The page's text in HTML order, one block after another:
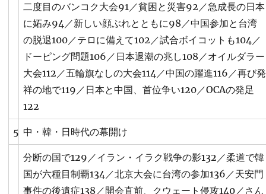
二度目のバンコク大会91／貧困と災害92／急成長の日本
に妬み94／新しい顔ぶれとともに98／中国参加と台湾
の脱退100／テロに備えて102／試合ボイコットも104／
ドーピング問題106／日本退潮の兆し108／オイルダラー
大会112／五輪旗なしの大会114／中国の躍進116／再び発
祥の地で119／日本と中国、首位争い120／OCAの発足
122
5 中・韓・日時代の幕開け
分断の国で129／イラン・イラク戦争の影132／柔道で韓
国が六種目制覇134／北京大会に台湾の参加136／天安門
事件の後遺症138／開会直前、クウェート侵攻140／さん